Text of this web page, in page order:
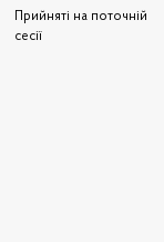
Прийняті на поточній
сесії